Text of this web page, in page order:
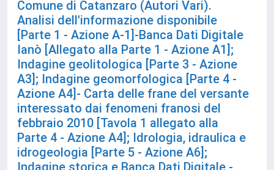
Comune di Catanzaro (Autori Vari).
Analisi dell'informazione disponibile
[Parte 1 - Azione A-1]-Banca Dati Digitale
Ianò [Allegato alla Parte 1 - Azione A1];
Indagine geolitologica [Parte 3 - Azione
A3]; Indagine geomorfologica [Parte 4 -
Azione A4]- Carta delle frane del versante
interessato dai fenomeni franosi del
febbraio 2010 [Tavola 1 allegato alla
Parte 4 - Azione A4]; Idrologia, idraulica e
idrogeologia [Parte 5 - Azione A6];